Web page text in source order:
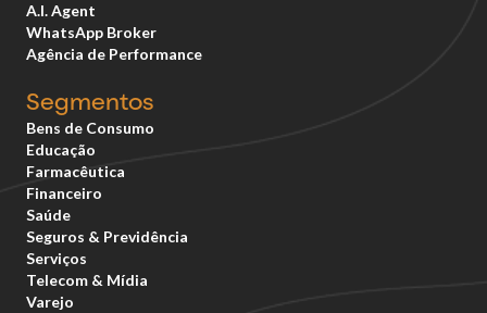
A.I. Agent
WhatsApp Broker
Agência de Performance
Segmentos
Bens de Consumo
Educação
Farmacêutica
Financeiro
Saúde
Seguros & Previdência
Serviços
Telecom & Mídia
Varejo